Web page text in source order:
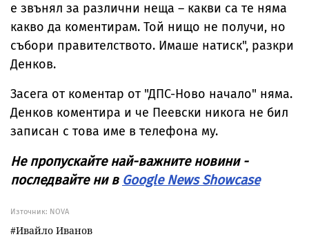
е звънял за различни неща – какви са те няма
какво да коментирам. Той нищо не получи, но
събори правителството. Имаше натиск", разкри
Денков.
Засега от коментар от "ДПС-Ново начало" няма.
Денков коментира и че Пеевски никога не бил
записан с това име в телефона му.
Не пропускайте най-важните новини -
последвайте ни в Google News Showcase
Източник: NOVA
Ивайло Иванов